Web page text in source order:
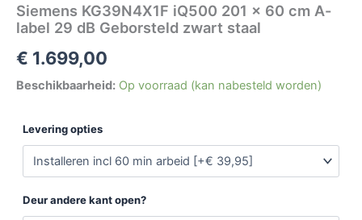
Siemens KG39N4X1F iQ500 201 x 60 cm A-
label 29 dB Geborsteld zwart staal
€ 1.699,00
Beschikbaarheid: Op voorraad (kan nabesteld worden)
Levering opties
Deur andere kant open?